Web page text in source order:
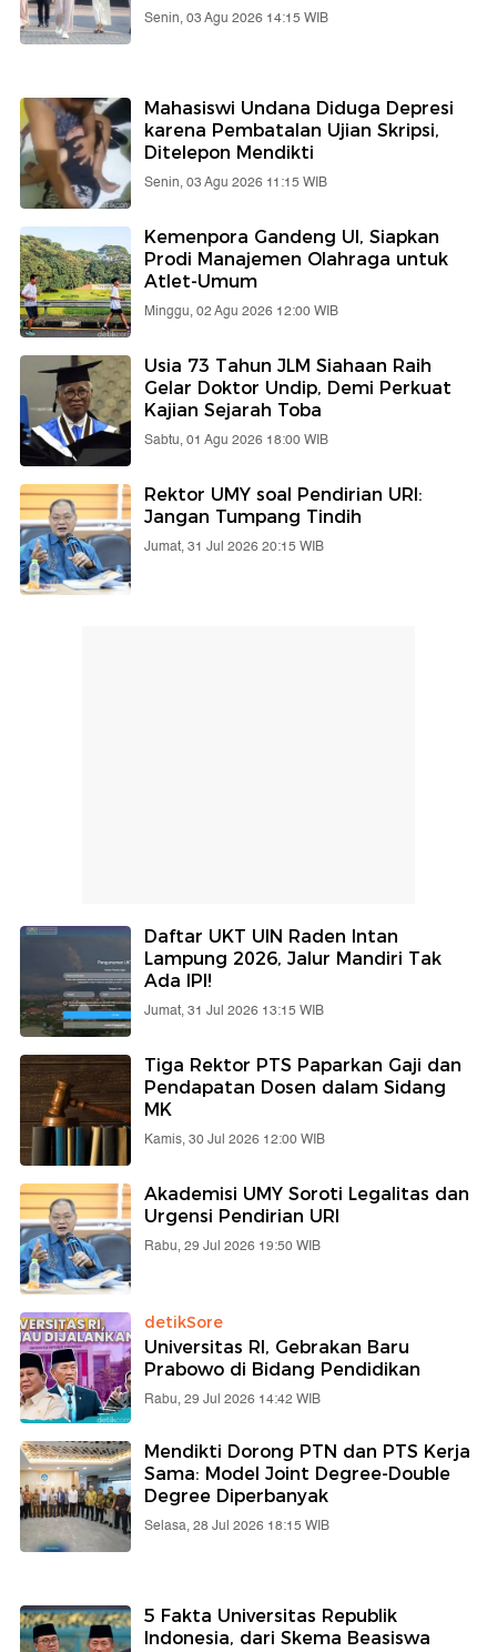
Senin, 03 Agu 2026 14:15 WIB
Mahasiswi Undana Diduga Depresi
karena Pembatalan Ujian Skripsi,
Ditelepon Mendikti
Senin, 03 Agu 2026 11:15 WIB
Kemenpora Gandeng UI, Siapkan
Prodi Manajemen Olahraga untuk
Atlet-Umum
Minggu, 02 Agu 2026 12:00 WIB
Usia 73 Tahun JLM Siahaan Raih
Gelar Doktor Undip, Demi Perkuat
Kajian Sejarah Toba
Sabtu, 01 Agu 2026 18:00 WIB
Rektor UMY soal Pendirian URI:
Jangan Tumpang Tindih
Jumat, 31 Jul 2026 20:15 WIB
Daftar UKT UIN Raden Intan
Lampung 2026, Jalur Mandiri Tak
Ada IPI!
Jumat, 31 Jul 2026 13:15 WIB
Tiga Rektor PTS Paparkan Gaji dan
Pendapatan Dosen dalam Sidang
MK
Kamis, 30 Jul 2026 12:00 WIB
Akademisi UMY Soroti Legalitas dan
Urgensi Pendirian URI
Rabu, 29 Jul 2026 19:50 WIB
detikSore
Universitas RI, Gebrakan Baru
Prabowo di Bidang Pendidikan
Rabu, 29 Jul 2026 14:42 WIB
Mendikti Dorong PTN dan PTS Kerja
Sama: Model Joint Degree-Double
Degree Diperbanyak
Selasa, 28 Jul 2026 18:15 WIB
5 Fakta Universitas Republik
Indonesia, dari Skema Beasiswa